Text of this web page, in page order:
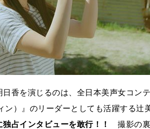
日香を演じるのは、全日本美声女コン
ン）』のリーダーとしても活躍する
占インタビューを敢行！！
撮影の裏